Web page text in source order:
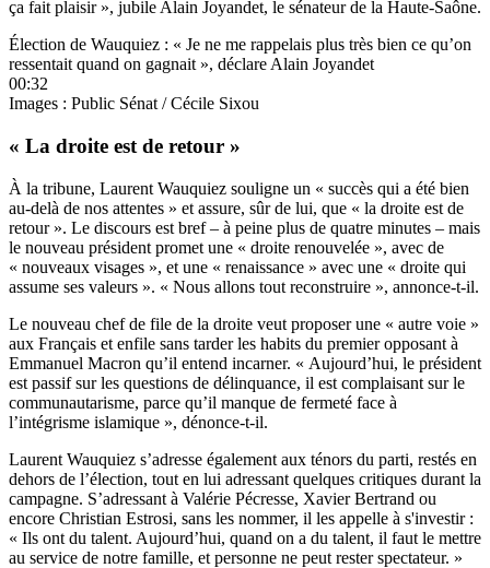
ça fait plaisir », jubile Alain Joyandet, le sénateur de la Haute-Saône.
Élection de Wauquiez : « Je ne me rappelais plus très bien ce qu’on
ressentait quand on gagnait », déclare Alain Joyandet
00:32
Images : Public Sénat / Cécile Sixou
« La droite est de retour »
À la tribune, Laurent Wauquiez souligne un « succès qui a été bien
au-delà de nos attentes » et assure, sûr de lui, que « la droite est de
retour ». Le discours est bref – à peine plus de quatre minutes – mais
le nouveau président promet une « droite renouvelée », avec de
« nouveaux visages », et une « renaissance » avec une « droite qui
assume ses valeurs ». « Nous allons tout reconstruire », annonce-t-il.
Le nouveau chef de file de la droite veut proposer une « autre voie »
aux Français et enfile sans tarder les habits du premier opposant à
Emmanuel Macron qu’il entend incarner. « Aujourd’hui, le président
est passif sur les questions de délinquance, il est complaisant sur le
communautarisme, parce qu’il manque de fermeté face à
l’intégrisme islamique », dénonce-t-il.
Laurent Wauquiez s’adresse également aux ténors du parti, restés en
dehors de l’élection, tout en lui adressant quelques critiques durant la
campagne. S’adressant à Valérie Pécresse, Xavier Bertrand ou
encore Christian Estrosi, sans les nommer, il les appelle à s'investir :
« Ils ont du talent. Aujourd’hui, quand on a du talent, il faut le mettre
au service de notre famille, et personne ne peut rester spectateur. »